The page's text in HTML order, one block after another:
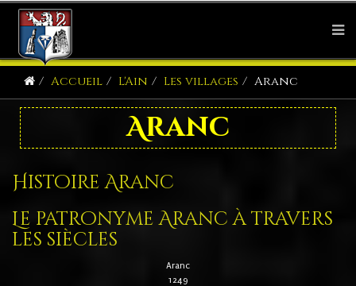
Accueil L'Ain Les villages Aranc
Aranc
Histoire Aranc
Le patronyme Aranc à travers
les siècles
Aranc
1249